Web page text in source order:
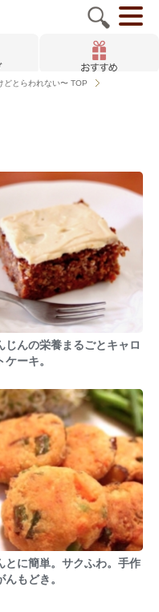
どとらわれない〜 TOP
じんの栄養まるごとキャロ
ケーキ。
とに簡単。サクふわ。手作
んもどき。